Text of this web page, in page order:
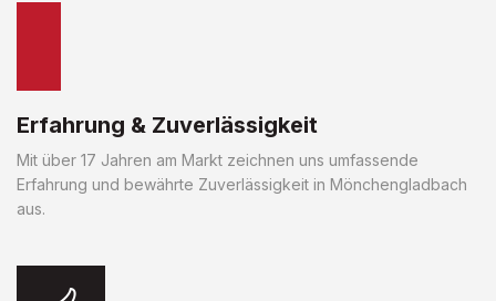
Erfahrung & Zuverlässigkeit
Mit über 17 Jahren am Markt zeichnen uns umfassende
Erfahrung und bewährte Zuverlässigkeit in Mönchengladbach
aus.